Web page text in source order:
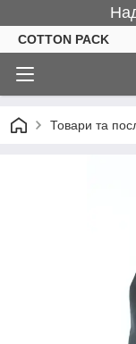
COTTON PACK
Товари та